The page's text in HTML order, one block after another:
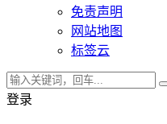
免责声明
网站地图
标签云
登录